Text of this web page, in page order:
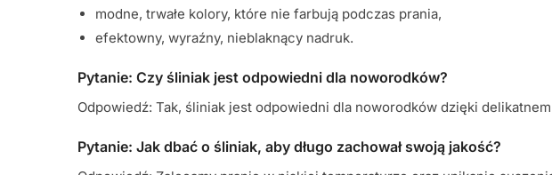
modne, trwałe kolory, które nie farbują podczas prania,
efektowny, wyraźny, nieblaknący nadruk.
Pytanie: Czy śliniak jest odpowiedni dla noworodków?
Odpowiedź: Tak, śliniak jest odpowiedni dla noworodków dzięki
Pytanie: Jak dbać o śliniak, aby długo zachował swoją jakość?